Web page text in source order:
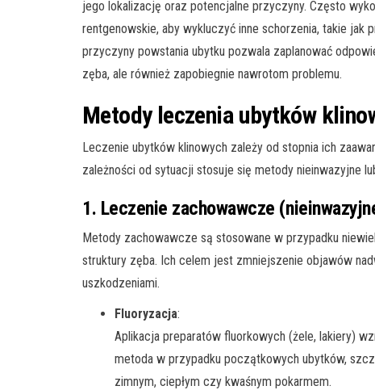
jego lokalizację oraz potencjalne przyczyny. Często
rentgenowskie, aby wykluczyć inne schorzenia, takie jak
przyczyny powstania ubytku pozwala zaplanować
zęba, ale również zapobiegnie nawrotom problemu.
Metody leczenia ubytków
Leczenie ubytków klinowych zależy od stopnia ich
zależności od sytuacji stosuje się metody nieinwazyjne
1. Leczenie zachowawcze
Metody zachowawcze są stosowane w przypadku
struktury zęba. Ich celem jest zmniejszenie objawów
uszkodzeniami.
Fluoryzacja:
Aplikacja preparatów fluorkowych (żele, lakiery)
metoda w przypadku początkowych ubytków,
zimnym, ciepłym czy kwaśnym pokarmem.